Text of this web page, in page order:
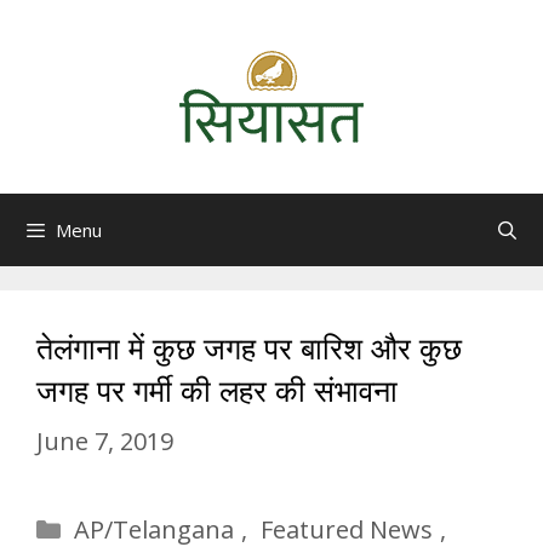
Menu
तेलंगाना में कुछ जगह‌ पर बारिश और कुछ
जगह‌ पर गर्मी की लहर की संभावना
June 7, 2019
Categories
AP/Telangana , Featured News ,